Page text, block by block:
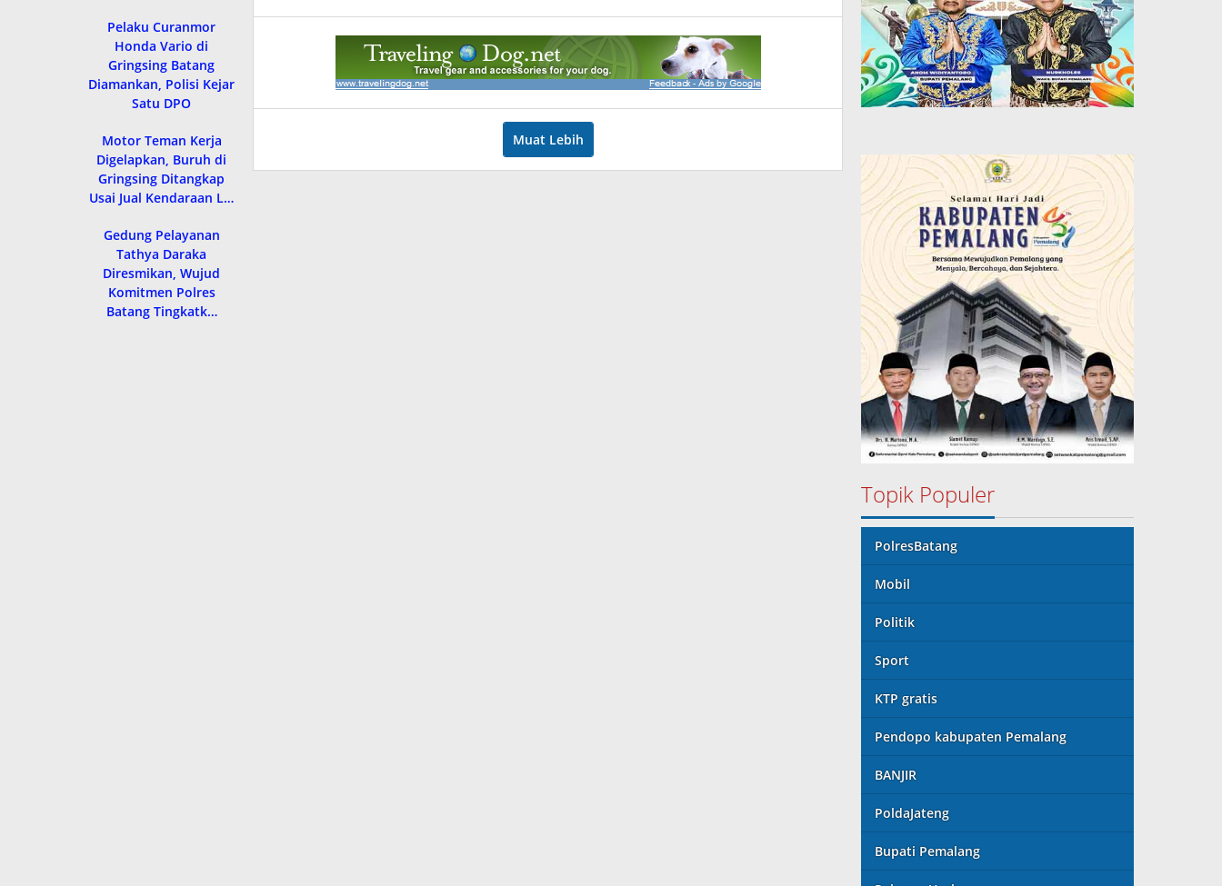
Pelaku Curanmor
Honda Vario di
Gringsing Batang
Diamankan, Polisi Kejar
Satu DPO
Motor Teman Kerja
Digelapkan, Buruh di
Gringsing Ditangkap
Usai Jual Kendaraan L…
Gedung Pelayanan
Tathya Daraka
Diresmikan, Wujud
Komitmen Polres
Batang Tingkatk…
Muat Lebih
Topik Populer
PolresBatang
Mobil
Politik
Sport
KTP gratis
Pendopo kabupaten Pemalang
BANJIR
PoldaJateng
Bupati Pemalang